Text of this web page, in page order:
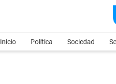
Inicio Política Sociedad